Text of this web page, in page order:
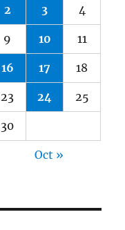
2 3 4
9 10 11
16 17 18
23 24 25
30
Oct »